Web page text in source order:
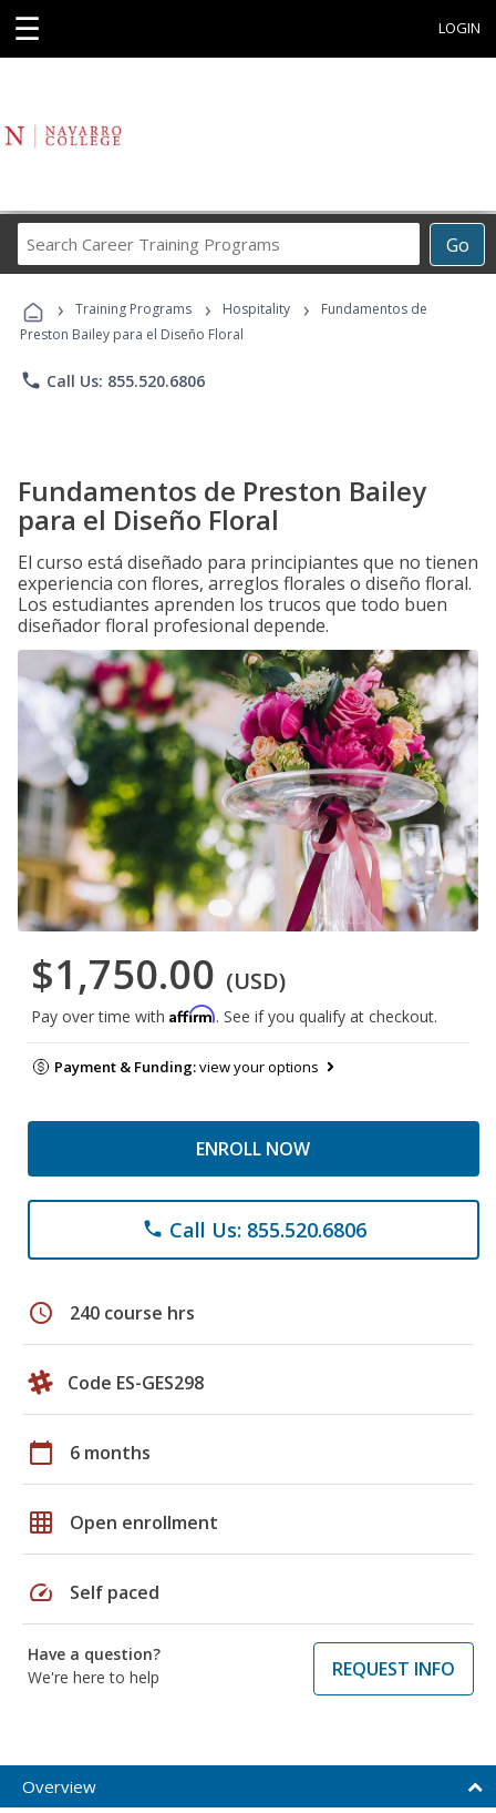
☰ LOGIN
Go
Career
Programs
› Training Programs › Hospitality ›
Fundamentos de
Preston Bailey para el Diseño Floral
phone Call Us: 855.520.6806
Fundamentos de Preston Bailey
para el Diseño Floral
El curso está diseñado para principiantes que no tienen
experiencia con flores, arreglos florales o diseño floral.
Los estudiantes aprenden los trucos que todo buen
diseñador floral profesional depende.
$1,750.00 (USD)
Pay over time with Affirm. See if you qualify at checkout.
Payment & Funding:view your options
ENROLL NOW
phone Call Us: 855.520.6806
schedule 240 course hrs
Code ES-GES298
calendar_today 6 months
grid_on Open enrollment
speed Self paced
Have a question?
We're here to help
REQUEST INFO
Overview